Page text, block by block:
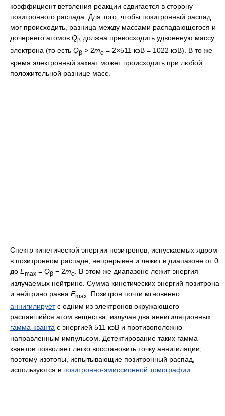
коэффициент ветвления реакции сдвигается в сторону
позитронного распада. Для того, чтобы позитронный распад
мог происходить, разница между массами распадающегося и
дочернего атомов Qβ должна превосходить удвоенную массу
электрона (то есть Qβ > 2me = 2×511 кэВ = 1022 кэВ). В то же
время электронный захват может происходить при любой
положительной разнице масс.
Спектр кинетической энергии позитронов, испускаемых ядром
в позитронном распаде, непрерывен и лежит в диапазоне от 0
до Emax = Qβ − 2me
. В этом же диапазоне лежит энергия
излучаемых нейтрино. Сумма кинетических энергий позитрона
и нейтрино равна Emax. Позитрон почти мгновенно
аннигилируетс одним из электронов окружающего
распавшийся атом вещества, излучая два аннигиляционных
гамма-кванта с энергией 511 кэВ и противоположно
направленным импульсом. Детектирование таких гамма-
квантов позволяет легко восстановить точку аннигиляции,
поэтому изотопы, испытывающие позитронный распад,
используются в позитронно-эмиссионной томографии